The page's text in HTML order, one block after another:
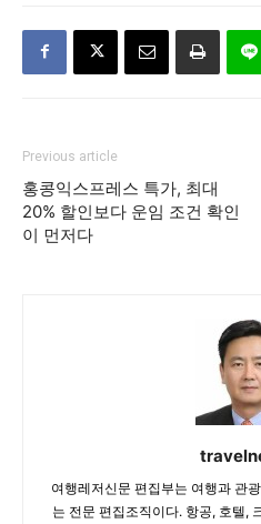
Previous article
홍콩익스프레스 특가, 최대
20% 할인보다 운임 조건 확인
이 먼저다
여행레저신문 편집부는 여행과 관
는 전문 편집조직이다. 항공, 호텔,